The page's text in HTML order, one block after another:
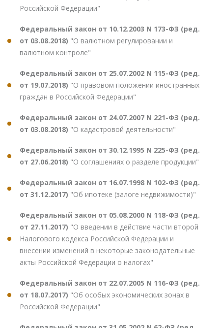
Российской Федерации"
Федеральный закон от 10.12.2003 N 173-ФЗ (ред.
от 03.08.2018) "О валютном регулировании и
валютном контроле"
Федеральный закон от 25.07.2002 N 115-ФЗ (ред.
от 19.07.2018) "О правовом положении иностранных
граждан в Российской Федерации"
Федеральный закон от 24.07.2007 N 221-ФЗ (ред.
от 03.08.2018) "О кадастровой деятельности"
Федеральный закон от 30.12.1995 N 225-ФЗ (ред.
от 27.06.2018) "О соглашениях о разделе продукции"
Федеральный закон от 16.07.1998 N 102-ФЗ (ред.
от 31.12.2017) "Об ипотеке (залоге недвижимости)"
Федеральный закон от 05.08.2000 N 118-ФЗ (ред.
от 27.11.2017) "О введении в действие части второй
Налогового кодекса Российской Федерации и
внесении изменений в некоторые законодательные
акты Российской Федерации о налогах"
Федеральный закон от 22.07.2005 N 116-ФЗ (ред.
от 18.07.2017) "Об особых экономических зонах в
Российской Федерации"